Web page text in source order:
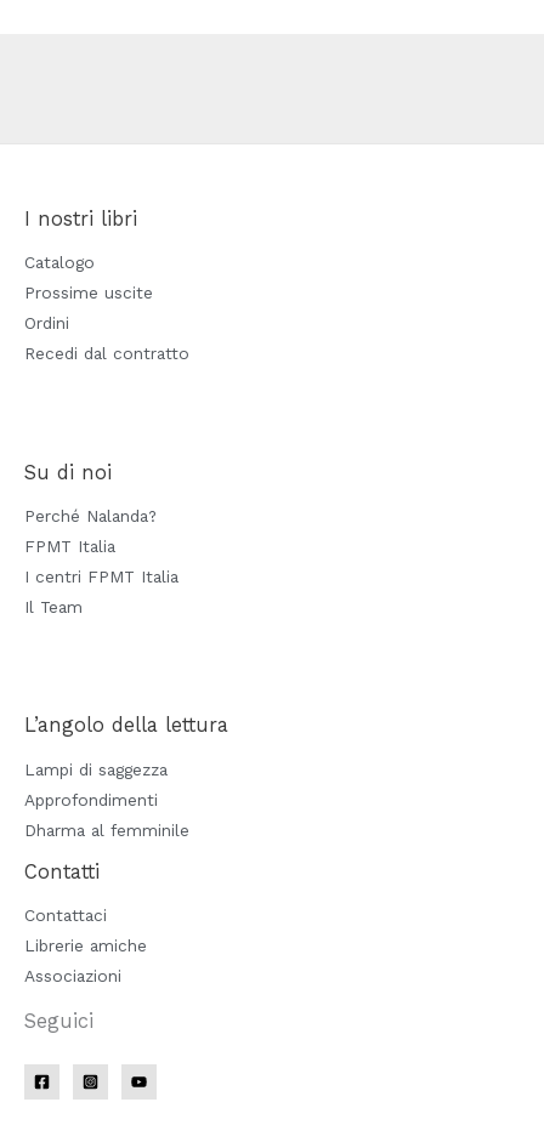
I nostri libri
Catalogo
Prossime uscite
Ordini
Recedi dal contratto
Su di noi
Perché Nalanda?
FPMT Italia
I centri FPMT Italia
Il Team
L’angolo della lettura
Lampi di saggezza
Approfondimenti
Dharma al femminile
Contatti
Contattaci
Librerie amiche
Associazioni
Seguici